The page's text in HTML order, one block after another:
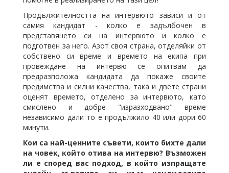
Продължителността на интервюто зависи и от
самия кандидат - колко е задълбочен в
представянето си на интервюто и колко е
подготвен за него. Азот своя страна, отделяйки от
собствено си време и времето на екипа при
провеждане на интервю се опитвам да
предразположа кандидата да покаже своите
предимства и силни качества, така и двете страни
оценят времето, отделено за интервюто, като
смислено и добре "изразходвано" време
независимо дали то е продължило 40 или дори 60
минути.
Кои са най-ценните съвети, които бихте дали
на човек, който отива на интервю? Възможен
ли е според вас подход, в който изпращате